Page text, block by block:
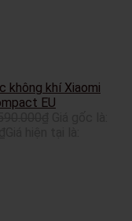
không khí Xiaomi
EU